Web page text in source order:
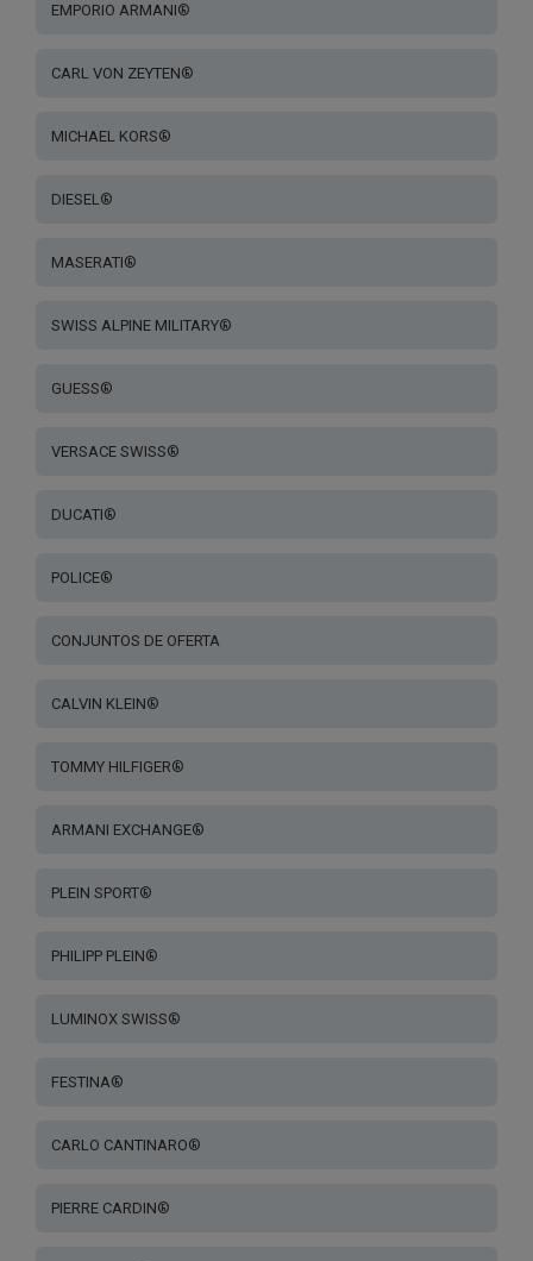
EMPORIO ARMANI®
CARL VON ZEYTEN®
MICHAEL KORS®
DIESEL®
MASERATI®
SWISS ALPINE MILITARY®
GUESS®
VERSACE SWISS®
DUCATI®
POLICE®
CONJUNTOS DE OFERTA
CALVIN KLEIN®
TOMMY HILFIGER®
ARMANI EXCHANGE®
PLEIN SPORT®
PHILIPP PLEIN®
LUMINOX SWISS®
FESTINA®
CARLO CANTINARO®
PIERRE CARDIN®